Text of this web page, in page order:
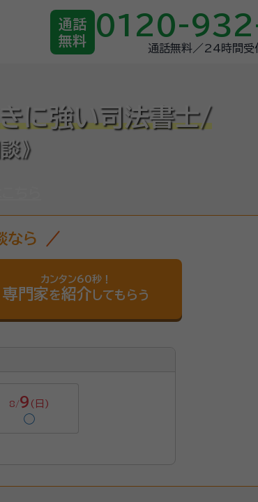
通話
無料
0120-
通話無料／24時間受
に強い司法書士/
》
なら
カンタン60秒！
専門家を紹介 してもらう
8/9 (日)
◯